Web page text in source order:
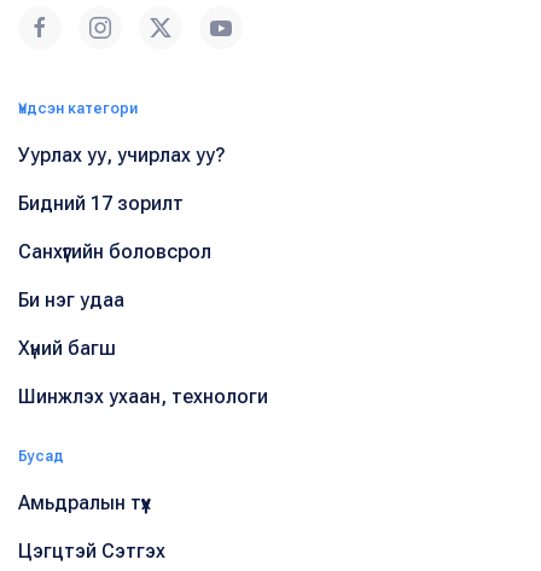
Үндсэн категори
Уурлах уу, учирлах уу?
Бидний 17 зорилт
Санхүүгийн боловсрол
Би нэг удаа
Хүний багш
Шинжлэх ухаан, технологи
Бусад
Амьдралын түүх
Цэгцтэй Сэтгэх